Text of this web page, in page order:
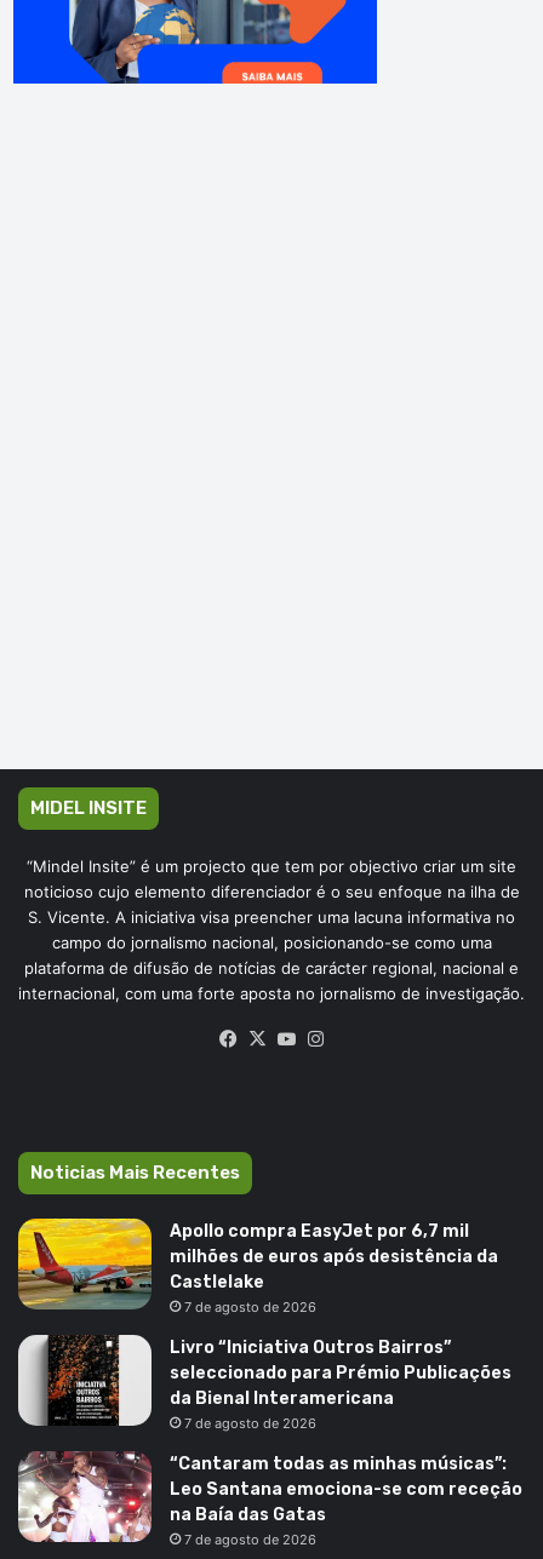
MIDEL INSITE
“Mindel Insite” é um projecto que tem por objectivo criar um site
noticioso cujo elemento diferenciador é o seu enfoque na ilha de
S. Vicente. A iniciativa visa preencher uma lacuna informativa no
campo do jornalismo nacional, posicionando-se como uma
plataforma de difusão de notícias de carácter regional, nacional e
internacional, com uma forte aposta no jornalismo de investigação.
Facebook
X YouTube
Noticias Mais Recentes
Apollo compra EasyJet por 6,7 mil
milhões de euros após desistência da
Castlelake
7 de agosto de 2026
Livro “Iniciativa Outros Bairros”
seleccionado para Prémio Publicações
da Bienal Interamericana
7 de agosto de 2026
“Cantaram todas as minhas músicas”:
Leo Santana emociona-se com receção
na Baía das Gatas
7 de agosto de 2026